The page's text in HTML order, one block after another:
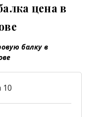
цена в
балку в
10